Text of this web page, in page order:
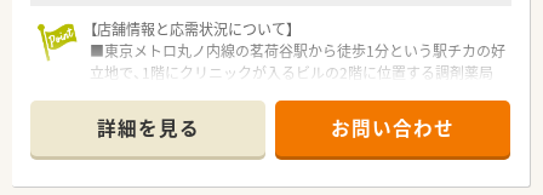
【店舗情報と応需状況について】
■東京メトロ丸ノ内線の茗荷谷駅から徒歩1分という駅チカの好
立地で、1階にクリニックが入るビルの2階に位置する調剤薬局
■主な応需科目は内科が3割、耳鼻科が3割、皮膚科が2割、泌尿器
科他が2割と、幅広い処方箋を1日約60枚から100枚応需します。
■薬剤師は4名体制で運営しており、急な欠員時もエリアマネー
ジャーや近隣店舗が応援に入るため非常に安心です。
詳細を見る お問い合わせ